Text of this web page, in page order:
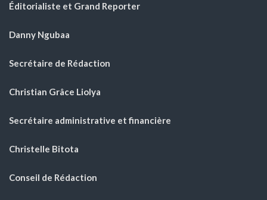
Éditorialiste et Grand Reporter
Danny Ngubaa
Secrétaire de Rédaction
Christian Grâce Liolya
Secrétaire administrative et financière
Christelle Bitota
Conseil de Rédaction